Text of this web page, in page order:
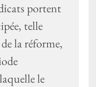
portent
telle
la réforme,
le